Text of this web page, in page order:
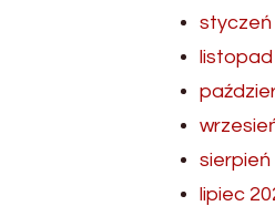
styczeń
listopad
sierpień
lipiec